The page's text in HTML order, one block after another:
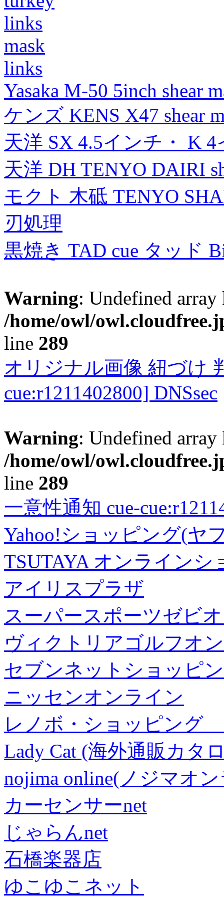
links
mask
links
Yasaka M-50 5inch shear
ケンズ KENS X47 shear
天洋 SX 4.5インチ・ K
天洋 DH TENYO DAIRI
モクト 木砥 TENYO
刃処理
黒焼き TAD cue タッド
Warning: Undefined
/home/owl/
line 289
オリジナル画像 紐づけ
cue:r1211402800] DNSsec
Warning: Undefined
/home/owl/
line 289
一意性通知 cue-
Yahoo!ショッピング(ヤ
TSUTAYA オンラインシ
アイリスプラザ
スーパースポーツゼビ
ヴィクトリアゴルフオ
セブンネットショッピ
ニッセンオンライン
レノボ・ショッピング
Lady Cat (海外通販カタ
nojima online(ノジマオ
カーセンサーnet
じゃらんnet
石橋楽器店
ゆこゆこネット